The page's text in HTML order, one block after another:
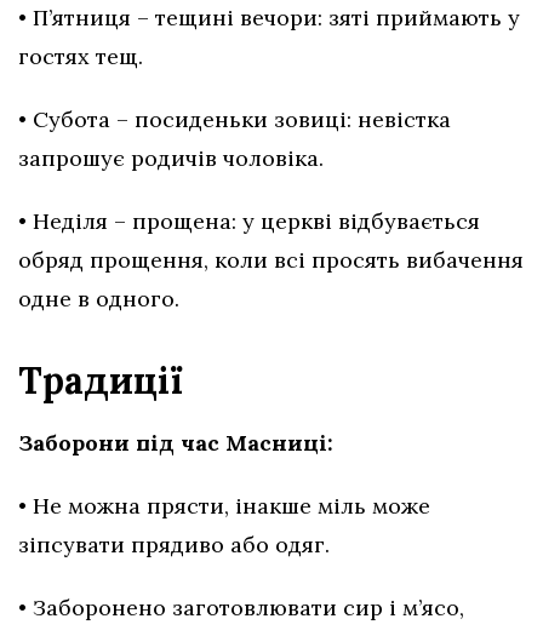
• П’ятниця – тещині вечори: зяті приймають у
гостях тещ.
• Субота – посиденьки зовиці: невістка
запрошує родичів чоловіка.
• Неділя – прощена: у церкві відбувається
обряд прощення, коли всі просять вибачення
одне в одного.
Традиції
Заборони під час Масниці:
• Не можна прясти, інакше міль може
зіпсувати прядиво або одяг.
• Заборонено заготовлювати сир і м’ясо,